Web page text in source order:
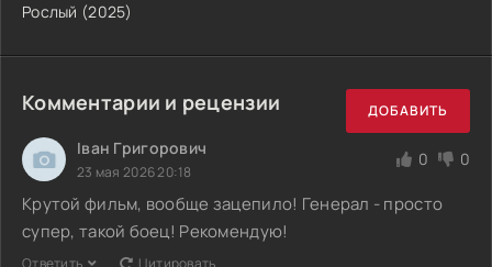
Рослый (2025)
Комментарии и рецензии ДОБАВИТЬ
Іван Григорович
23 мая 2026 20:18
0 0
Крутой фильм, вообще зацепило! Генерал - просто
супер, такой боец! Рекомендую!
Ответить Цитировать